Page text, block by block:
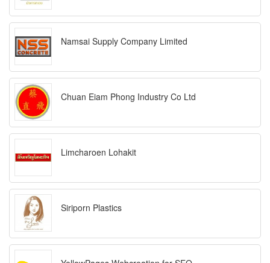
Namsai Supply Company Limited
Chuan Eiam Phong Industry Co Ltd
Limcharoen Lohakit
Siriporn Plastics